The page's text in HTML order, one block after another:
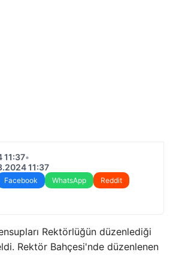
11:37•
11:37
Facebook WhatsApp
Reddit
Rektörlüğün düzenlediği
Rektör Bahçesi'nde düzenlenen